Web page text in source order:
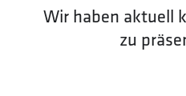
Wir haben aktuell
zu